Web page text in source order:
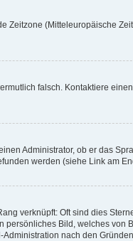
Zeitzone (Mitteleuropäische
falsch. Kontaktiere
Administrator, ob er das
werden (siehe Link am
verknüpft: Oft sind dies
Bild, welches von
nach den